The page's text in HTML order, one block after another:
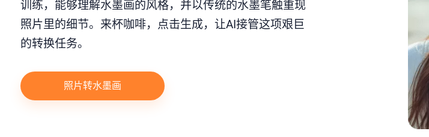
训练，能够理解水墨画的风格，并以传统的水墨笔触重现
照片里的细节。来杯咖啡，点击生成，让AI接管这项艰巨
的转换任务。
照片转水墨画